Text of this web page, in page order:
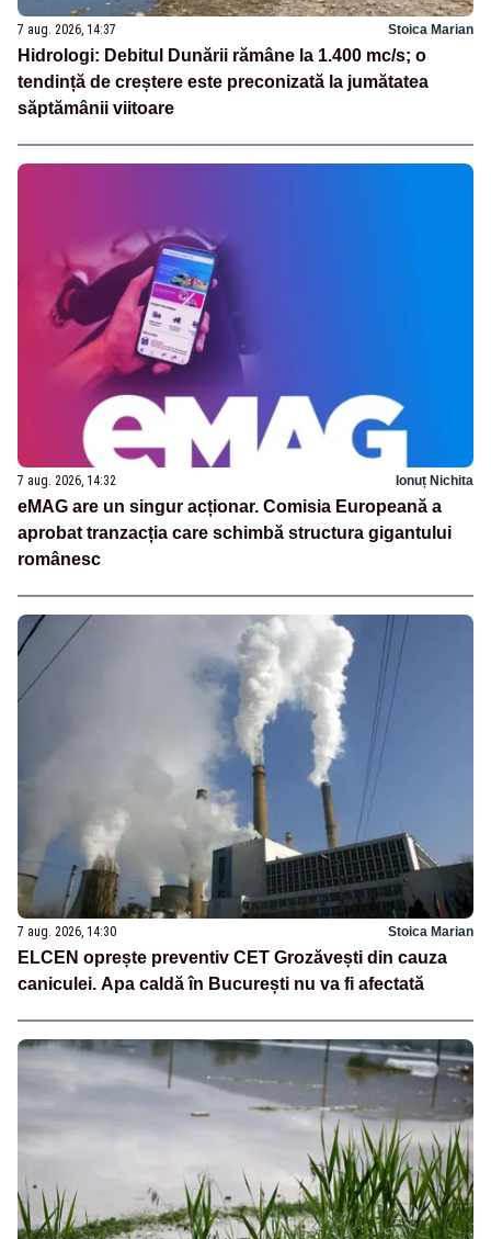
7 aug. 2026, 14:37 Stoica Marian
Hidrologi: Debitul Dunării rămâne la 1.400 mc/s; o
tendință de creștere este preconizată la jumătatea
săptămânii viitoare
7 aug. 2026, 14:32 Ionuț Nichita
eMAG are un singur acționar. Comisia Europeană a
aprobat tranzacția care schimbă structura gigantului
românesc
7 aug. 2026, 14:30 Stoica Marian
ELCEN oprește preventiv CET Grozăvești din cauza
caniculei. Apa caldă în București nu va fi afectată